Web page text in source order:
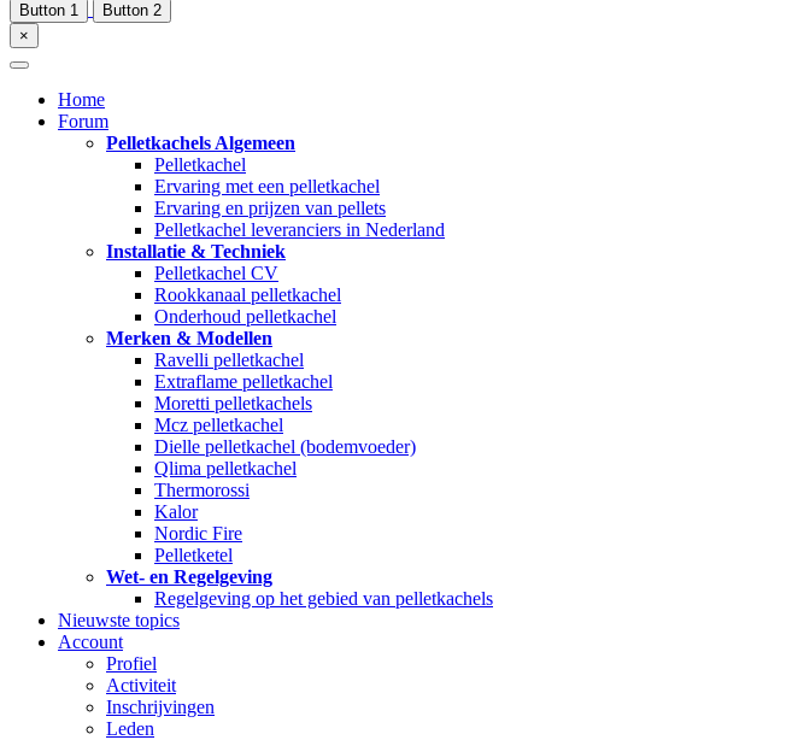
Button 1
Button 2
×
Home
Forum
Pelletkachels Algemeen
Pelletkachel
Ervaring met een pelletkachel
Ervaring en prijzen van pellets
Pelletkachel leveranciers in Nederland
Installatie & Techniek
Pelletkachel CV
Rookkanaal pelletkachel
Onderhoud pelletkachel
Merken & Modellen
Ravelli pelletkachel
Extraflame pelletkachel
Moretti pelletkachels
Mcz pelletkachel
Dielle pelletkachel (bodemvoeder)
Qlima pelletkachel
Thermorossi
Kalor
Nordic Fire
Pelletketel
Wet- en Regelgeving
Regelgeving op het gebied van pelletkachels
Nieuwste topics
Account
Profiel
Activiteit
Inschrijvingen
Leden